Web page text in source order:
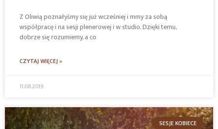
Z Oliwią poznałyśmy się już wcześniej i mmy za sobą
współpracę i na sesji plenerowej i w studio. Dzięki temu,
dobrze się rozumiemy, a co
CZYTAJ WIĘCEJ »
11.08.2019
SESJE KOBIECE